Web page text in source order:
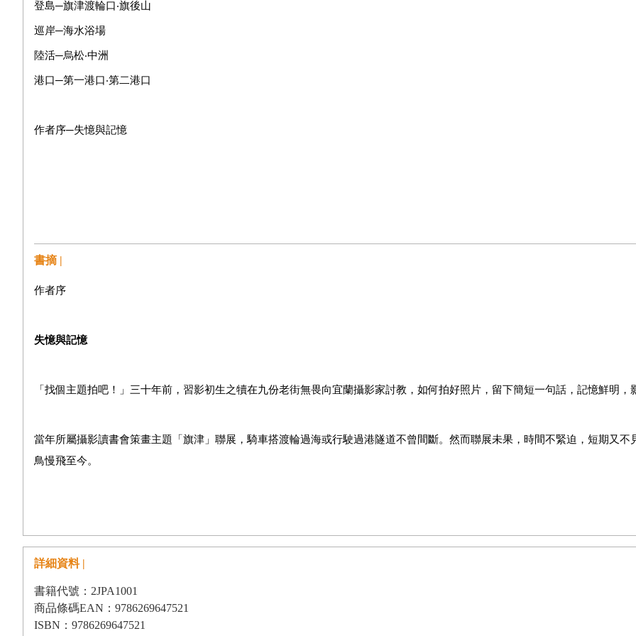
登島─旗津渡輪口‧旗後山
巡岸─海水浴場
陸活─烏松‧中洲
港口─第一港口‧第二港口
作者序─失憶與記憶
書摘 |
作者序
失憶與記憶
「找個主題拍吧！」三十年前，習影初生之犢在九份老街無畏向宜蘭攝影家討教，如何拍好照片，留下簡短一句話，記憶鮮明，
當年所屬攝影讀書會策畫主題「旗津」聯展，騎車搭渡輪過海或行駛過港隧道不曾間斷。然而聯展未果，時間不緊迫，短期又不
鳥慢飛至今。
青年坐在私營渡輪船頭點菸伊始，展開旗津晃蕩之旅。沿著中洲與旗津主要道路縱列島嶼東西兩岸，之間橫向阡陌連結，迷途不
岸沙灘海岸線綿延，東岸多為工廠、碼頭盤據，盡展眾生相。穿梭區間總期奇遇發生，稍解日常無聊苦悶。無事可做時望著想著
詳細資料 |
書籍代號：2JPA1001
商品條碼EAN：9786269647521
ISBN：9786269647521